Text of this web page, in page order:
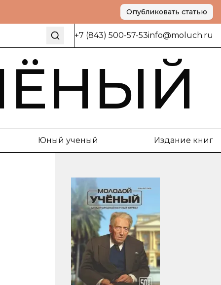
Опубликовать статью
+7 (843) 500-57-53info@moluch.ru
Юный ученый Издание книг